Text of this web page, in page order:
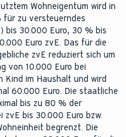
Wohneigentum wird in
für zu versteuerndes
bis 30.000 Euro, 30 % bis
Euro zvE. Das für die
zvE reduziert sich um
von 10.000 Euro bei
Kind im Haushalt und wird
60.000 Euro. Die staatliche
bis zu 80 % der
bis 30.000 Euro bzw.
begrenzt. Die